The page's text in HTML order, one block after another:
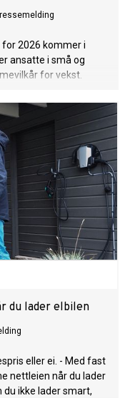
2026 kommer i
ansatte i små og
for vekst.
du lader elbilen
eller ei. - Med fast
nettleien når du lader
du ikke lader smart,